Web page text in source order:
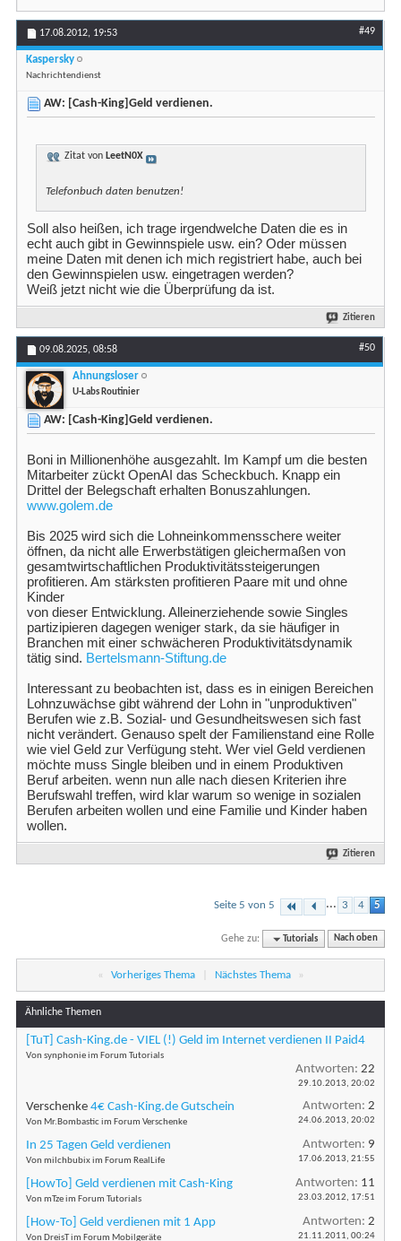
17.08.2012, 19:53 #49
Kaspersky
Nachrichtendienst
AW: [Cash-King]Geld verdienen.
Zitat von LeetN0X
Telefonbuch daten benutzen!
Soll also heißen, ich trage irgendwelche Daten die es in
echt auch gibt in Gewinnspiele usw. ein? Oder müssen
meine Daten mit denen ich mich registriert habe, auch bei
den Gewinnspielen usw. eingetragen werden?
Weiß jetzt nicht wie die Überprüfung da ist.
Zitieren
09.08.2025, 08:58 #50
Ahnungsloser
U-Labs Routinier
AW: [Cash-King]Geld verdienen.
Boni in Millionenhöhe ausgezahlt. Im Kampf um die besten
Mitarbeiter zückt OpenAI das Scheckbuch. Knapp ein
Drittel der Belegschaft erhalten Bonuszahlungen.
www.golem.de
Bis 2025 wird sich die Lohneinkommensschere weiter
öffnen, da nicht alle Erwerbstätigen gleichermaßen von
gesamtwirtschaftlichen Produktivitätssteigerungen
profitieren. Am stärksten profitieren Paare mit und ohne
Kinder
von dieser Entwicklung. Alleinerziehende sowie Singles
partizipieren dagegen weniger stark, da sie häufiger in
Branchen mit einer schwächeren Produktivitätsdynamik
tätig sind. Bertelsmann-Stiftung.de
Interessant zu beobachten ist, dass es in einigen Bereichen
Lohnzuwächse gibt während der Lohn in "unproduktiven"
Berufen wie z.B. Sozial- und Gesundheitswesen sich fast
nicht verändert. Genauso spelt der Familienstand eine Rolle
wie viel Geld zur Verfügung steht. Wer viel Geld verdienen
möchte muss Single bleiben und in einem Produktiven
Beruf arbeiten. wenn nun alle nach diesen Kriterien ihre
Berufswahl treffen, wird klar warum so wenige in sozialen
Berufen arbeiten wollen und eine Familie und Kinder haben
wollen.
Zitieren
Seite 5 von 5 ... 3 4 5
Gehe zu: Tutorials Nach oben
« Vorheriges Thema Nächstes Thema »
Ähnliche Themen
[TuT] Cash-King.de - VIEL (!) Geld im Internet verdienen II Paid4
Von synphonie im Forum Tutorials
Antworten: 22
29.10.2013, 20:02
Verschenke 4€ Cash-King.de Gutschein
Von Mr.Bombastic im Forum Verschenke
Antworten: 2
24.06.2013, 20:02
In 25 Tagen Geld verdienen
Von milchbubix im Forum RealLife
Antworten: 9
17.06.2013, 21:55
[HowTo] Geld verdienen mit Cash-King
Von mTze im Forum Tutorials
Antworten: 11
23.03.2012, 17:51
[How-To] Geld verdienen mit 1 App
Von DreisT im Forum Mobilgeräte
Antworten: 2
21.11.2011, 00:24